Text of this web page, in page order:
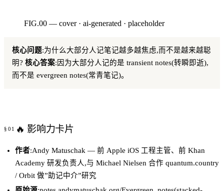
FIG.00 — cover · ai-generated · placeholder
核心问题:为什么大部分人记笔记越多越焦虑,而不是越来越聪
明? 核心答案:因为大部分人记的是 transient notes(转瞬即逝),
而不是 evergreen notes(常青笔记)。
🔥 影响力卡片
作者:Andy Matuschak — 前 Apple iOS 工程主管、前 Khan
Academy 研发负责人,与 Michael Nielsen 合作 quantum.country
/ Orbit 做”助记中介”研究